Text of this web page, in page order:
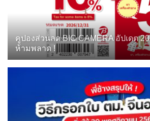
คูปองส่วนลด BIC CAMERA อัปเดต
ห้ามพลาด !